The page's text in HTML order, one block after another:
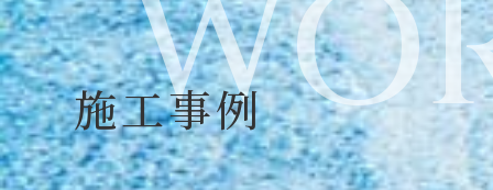
施工事例